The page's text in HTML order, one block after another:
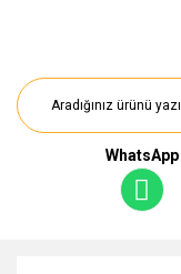
WhatsApp